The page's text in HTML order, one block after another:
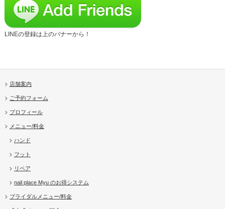
LINEの登録は上のバナーから！
店舗案内
ご予約フォーム
プロフィール
メニュー/料金
ハンド
フット
リペア
nail place Myu のお得システム
ブライダルメニュー/料金